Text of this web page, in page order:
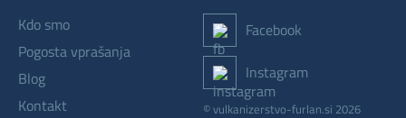
kdo smo
pogosta vprašanja
blog
kontakt
Facebook
Instagram
© vulkanizerstvo-furlan.si 2026